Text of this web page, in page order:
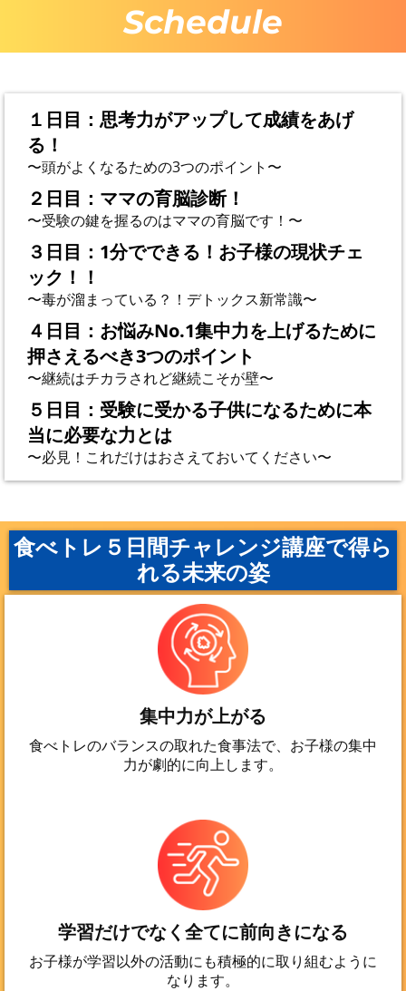
Schedule
１日目：思考力がアップして成績をあげ
る！
〜頭がよくなるための3つのポイント〜
２日目：ママの育脳診断！
〜受験の鍵を握るのはママの育脳です！〜
３日目：1分でできる！お子様の現状チェ
ック！！
〜毒が溜まっている？！デトックス新常識〜
４日目：お悩みNo.1集中力を上げるために
押さえるべき3つのポイント
〜継続はチカラされど継続こそが壁〜
５日目：受験に受かる子供になるために本
当に必要な力とは
〜必見！これだけはおさえておいてください〜
食べトレ５日間チャレンジ講座で得ら
れる未来の姿
集中力が上がる
食べトレのバランスの取れた食事法で、お子様の集中
力が劇的に向上します。
学習だけでなく全てに前向きになる
お子様が学習以外の活動にも積極的に取り組むように
なります。